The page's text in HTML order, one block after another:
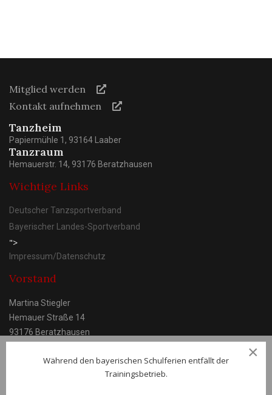
Mitglied werden
Kontakt aufnehmen
Tanzheim
Papiermühle 1, 93164 Laaber
Tanzraum
Hemauerstr. 14, 93176 Beratzhausen
Wichtige Links
Deutscher Tanzsportverband
Bayerischer Landes-Sportverband
">
Impressum/Datenschutz
Vorstand
Martina Stiegler
Hemauer Straße 14
93176 Beratzhausen
×
Während den bayerischen Schulferien entfällt der
Trainingsbetrieb.